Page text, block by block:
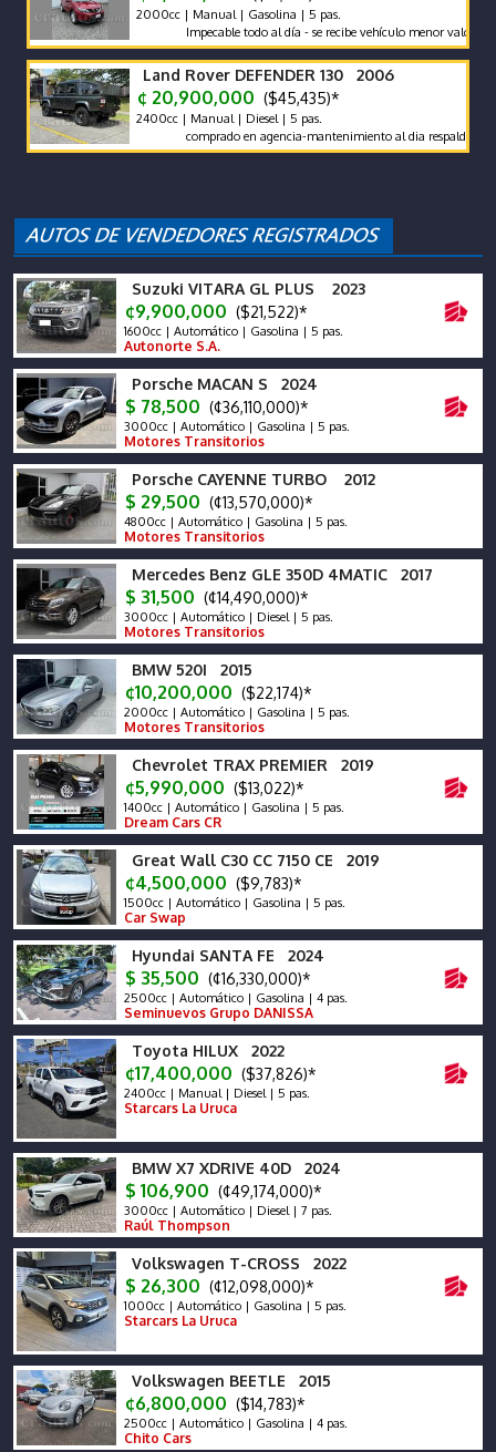
2000cc | Manual | Gasolina | 5 pas.
Impecable todo al día - se recibe vehículo menor valor garantía
Land Rover DEFENDER 130 2006
¢ 20,900,000 ($45,435)*
2400cc | Manual | Diesel | 5 pas.
comprado en agencia-mantenimiento al dia respaldo -pocos
Suzuki VITARA GL PLUS 2023
¢9,900,000 ($21,522)*
1600cc | Automático | Gasolina | 5 pas.
Autonorte S.A.
Porsche MACAN S 2024
$ 78,500 (¢36,110,000)*
3000cc | Automático | Gasolina | 5 pas.
Motores Transitorios
Porsche CAYENNE TURBO 2012
$ 29,500 (¢13,570,000)*
4800cc | Automático | Gasolina | 5 pas.
Motores Transitorios
Mercedes Benz GLE 350D 4MATIC 2017
$ 31,500 (¢14,490,000)*
3000cc | Automático | Diesel | 5 pas.
Motores Transitorios
BMW 520I 2015
¢10,200,000 ($22,174)*
2000cc | Automático | Gasolina | 5 pas.
Motores Transitorios
Chevrolet TRAX PREMIER 2019
¢5,990,000 ($13,022)*
1400cc | Automático | Gasolina | 5 pas.
Dream Cars CR
Great Wall C30 CC 7150 CE 2019
¢4,500,000 ($9,783)*
1500cc | Automático | Gasolina | 5 pas.
Car Swap
Hyundai SANTA FE 2024
$ 35,500 (¢16,330,000)*
2500cc | Automático | Gasolina | 4 pas.
Seminuevos Grupo DANISSA
Toyota HILUX 2022
¢17,400,000 ($37,826)*
2400cc | Manual | Diesel | 5 pas.
Starcars La Uruca
BMW X7 XDRIVE 40D 2024
$ 106,900 (¢49,174,000)*
3000cc | Automático | Diesel | 7 pas.
Raúl Thompson
Volkswagen T-CROSS 2022
$ 26,300 (¢12,098,000)*
1000cc | Automático | Gasolina | 5 pas.
Starcars La Uruca
Volkswagen BEETLE 2015
¢6,800,000 ($14,783)*
2500cc | Automático | Gasolina | 4 pas.
Chito Cars